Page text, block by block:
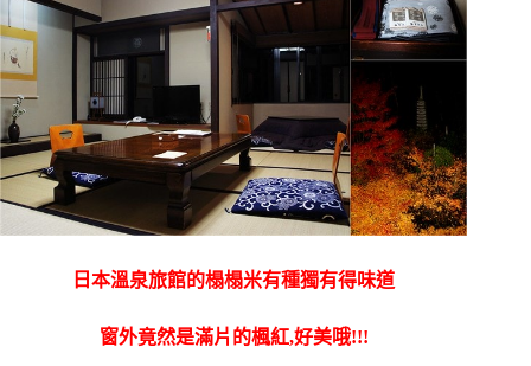
日本溫泉旅館的榻榻米有種獨有得味道
窗外竟然是滿片的楓紅,好美哦!!!